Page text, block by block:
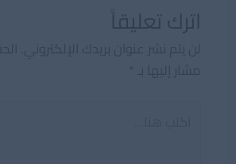
اترك تعليقاً